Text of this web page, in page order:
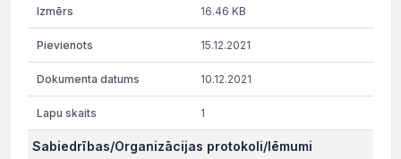
16.46 KB
15.12.2021
10.12.2021
1
Sabiedrības/Organizācijas protokoli/lēmumi